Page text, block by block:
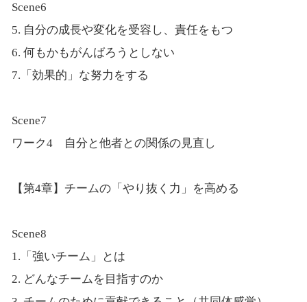
Scene6
5. 自分の成長や変化を受容し、責任をもつ
6. 何もかもがんばろうとしない
7.「効果的」な努力をする
Scene7
ワーク4 自分と他者との関係の見直し
【第4章】チームの「やり抜く力」を高める
Scene8
1.「強いチーム」とは
2. どんなチームを目指すのか